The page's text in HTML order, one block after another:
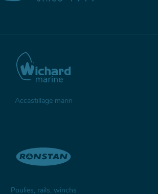
Accastillage marin
Poulies, rails, winchs